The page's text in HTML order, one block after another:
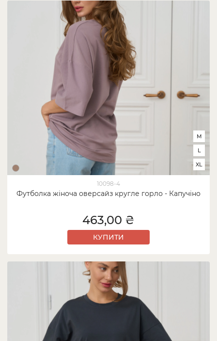
10098-4
Футболка жіноча оверсайз кругле горло - Капучіно
M
L
XL
463,00 ₴
КУПИТИ